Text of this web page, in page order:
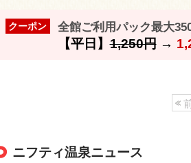
クーポン 全館ご利用パック最大
【平日】1,250円→
ニフティ温泉ニュース